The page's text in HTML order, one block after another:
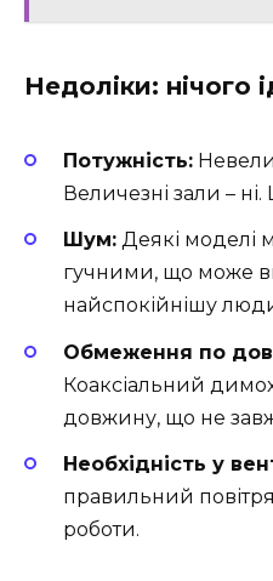
Недоліки: нічого
Потужність:
Величезні зали –
Шум: Деякі моделі
гучними, що може
найспокійнішу
Обмеження по
Коаксіальний
довжину, що не
Необхідність у
правильний
роботи.